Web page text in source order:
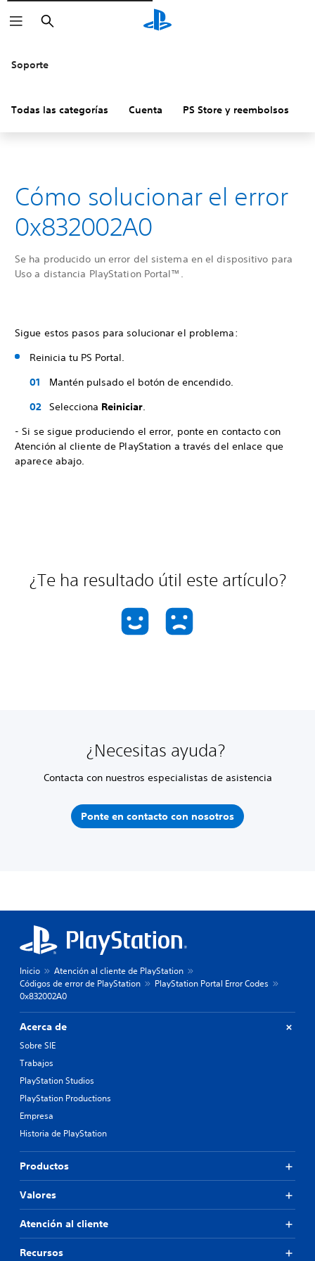
Buscar
Soporte
Todas las categorías Cuenta PS Store y reembolsos
Cómo solucionar el error
0x832002A0
Se ha producido un error del sistema en el dispositivo para
Uso a distancia PlayStation Portal™.
Sigue estos pasos para solucionar el problema:
Reinicia tu PS Portal.
Mantén pulsado el botón de encendido.
Selecciona Reiniciar.
- Si se sigue produciendo el error, ponte en contacto con
Atención al cliente de PlayStation a través del enlace que
aparece abajo.
¿Te ha resultado útil este artículo?
¿Necesitas ayuda?
Contacta con nuestros especialistas de asistencia
Ponte en contacto con nosotros
Inicio
Atención al cliente de PlayStation
Códigos de error de PlayStation
PlayStation Portal Error Codes
0x832002A0
Acerca de
Sobre SIE
Trabajos
PlayStation Studios
PlayStation Productions
Empresa
Historia de PlayStation
Productos
Valores
Atención al cliente
Recursos